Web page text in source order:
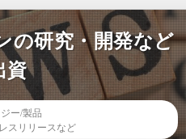
の研究・開発など
資
ー/製品
スリリースなど